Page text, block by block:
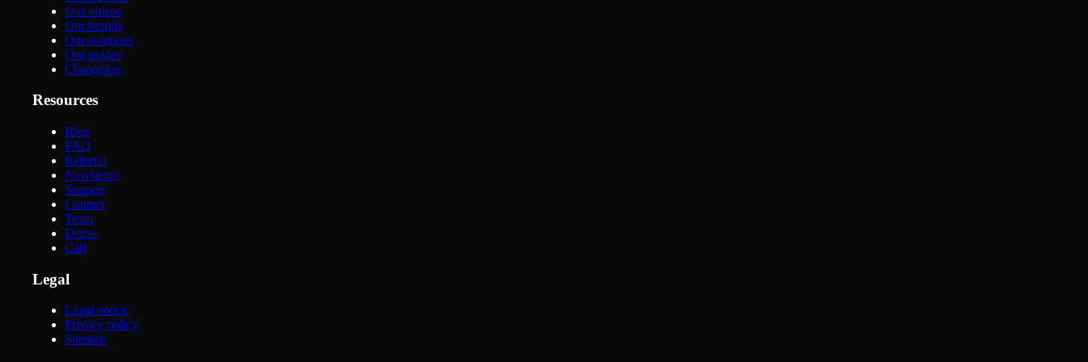
Our videos
Our brands
Our solutions
Our guides
Changelog
Resources
Blog
FAQ
Referral
Newsletter
Support
Contact
Team
Demo
Call
Legal
Legal notice
Privacy policy
Sitemap